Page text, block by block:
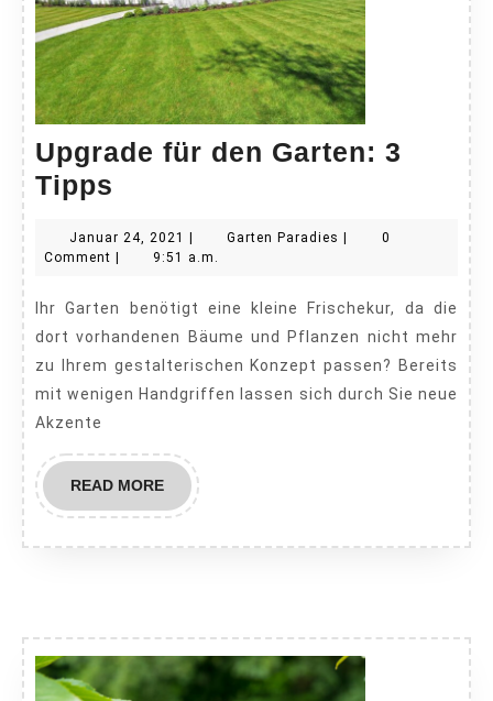
Upgrade für den Garten: 3
Tipps
den
3
Tipps
Januar 24, 2021 Januar
24,
| Garten Paradies Garten
|
0
Comment | 9:51 a.m.
dort vorhandenen Bäume und Pflanzen nicht mehr
zu Ihrem gestalterischen Konzept passen? Bereits
mit wenigen Handgriffen lassen sich durch Sie neue
Akzente
READ MOREREAD
MORE